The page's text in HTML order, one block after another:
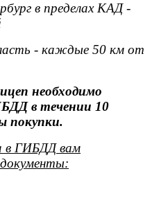
в пределах КАД -
- каждые 50 км от
необходимо
в течении 10
покупки.
в ГИБДД вам